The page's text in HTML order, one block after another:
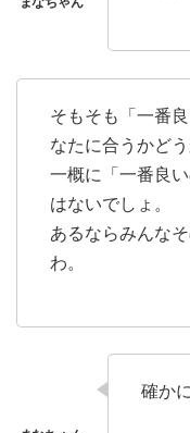
そもそも「一番
なたに合うかどう
一概に「一番良い
はないでしょ。
あるならみんな
わ。
確か